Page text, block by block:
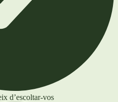
d’escoltar-vos